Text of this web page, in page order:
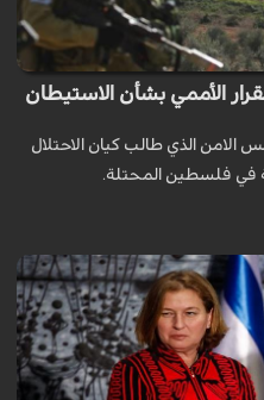
الأممي بشأن الاستيطان
الامن الذي طالب كيان الاحتلال
في فلسطين المحتلة.